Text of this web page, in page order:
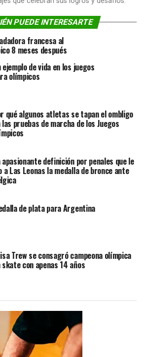
PUEDE INTERESARTE
francesa al
8 meses después
ejemplo de vida en los juegos
olímpicos
qué algunos atletas se tapan el ombligo
las pruebas de marcha de los Juegos
apasionante definición por penales que le
a Las Leonas la medalla de bronce ante
de plata para Argentina
Trew se consagró campeona olímpica
skate con apenas 14 años